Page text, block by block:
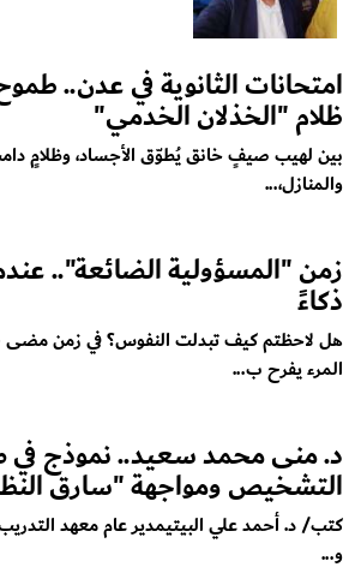
امتحانات الثانوية في عدن..
ظلام "الخذلان الخدمي"
بين لهيب صيفٍ خانق يُطوّق الأجساد، وظلامٍ
والمنازل،...
زمن "المسؤولية الضائعة"..
ذكاءً
​هل لاحظتم كيف تبدلت النفوس؟ في زمن
المرء يفرح ب...
د. منى محمد سعيد.. نموذج في
التشخيص ومواجهة "سارق
كتب/ د. أحمد علي البيتيمدير عام معهد التدريب
و...